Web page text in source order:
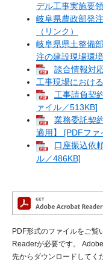
デル工事実施要領
岐阜県農政部発
（リンク）
岐阜県県土整備
注の建設現場環
談合情報対
工事現場におけ
工事請負契
ァイル／513KB]
業務委託契
適用】 [PDFファ
口座振込依
ル／486KB]
PDF形式のファイルをご覧
Readerが必要です。
先からダウンロードしてく